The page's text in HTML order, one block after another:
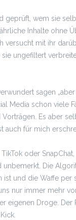
geprüft, wem sie
Inhalte ohne
versucht mit ihr
ungefiltert
sagen
Media schon
Es aber
auch für mich
oder
Die
und die Waffe
nur immer mehr
eigenen Droge.